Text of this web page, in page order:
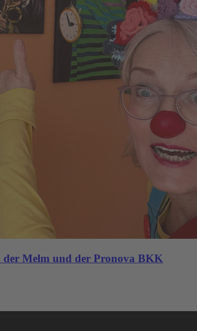
der Melm und der Pronova BKK